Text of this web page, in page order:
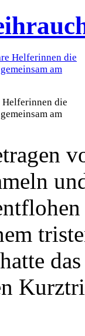
die
am